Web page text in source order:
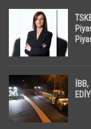
İBB,